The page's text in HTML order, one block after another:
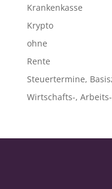
Krankenkasse
Krypto
ohne
Rente
Steuertermine,
Wirtschafts-,